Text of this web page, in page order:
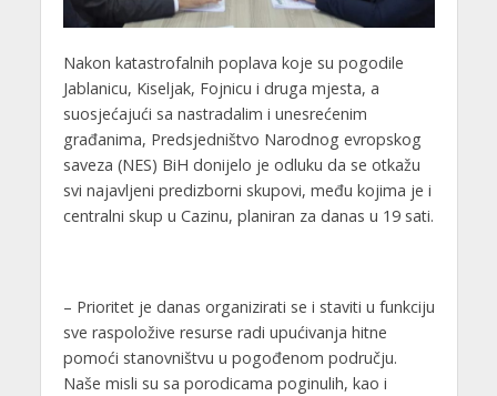
Nakon katastrofalnih poplava koje su pogodile
Jablanicu, Kiseljak, Fojnicu i druga mjesta, a
suosjećajući sa nastradalim i unesrećenim
građanima, Predsjedništvo Narodnog evropskog
saveza (NES) BiH donijelo je odluku da se otkažu
svi najavljeni predizborni skupovi, među kojima je i
centralni skup u Cazinu, planiran za danas u 19 sati.
– Prioritet je danas organizirati se i staviti u funkciju
sve raspoložive resurse radi upućivanja hitne
pomoći stanovništvu u pogođenom području.
Naše misli su sa porodicama poginulih, kao i